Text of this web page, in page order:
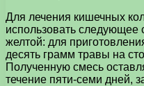
Для лечения кишечных
использовать следующее
желтой: для
десять грамм травы на
Полученную смесь
течение пяти-семи дней,